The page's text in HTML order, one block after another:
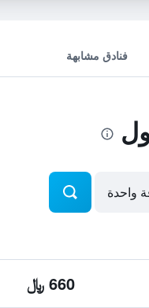
فنادق مشابهة
660 ﷼